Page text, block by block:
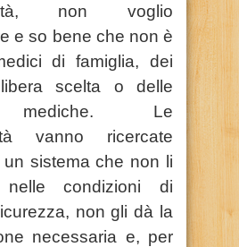
non voglio
e so bene che non è
di famiglia, dei
scelta o delle
mediche. Le
vanno ricercate
un sistema che non li
condizioni di
non gli dà la
necessaria e, per